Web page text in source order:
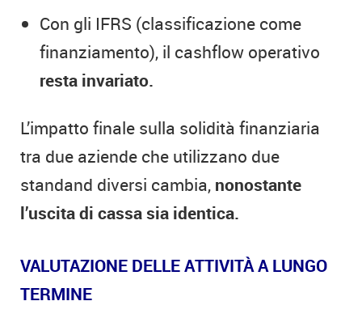
Con gli IFRS (classificazione come
finanziamento), il cashflow operativo
resta invariato.
L’impatto finale sulla solidità finanziaria
tra due aziende che utilizzano due
standand diversi cambia, nonostante
l’uscita di cassa sia identica.
VALUTAZIONE DELLE ATTIVITÀ A LUNGO
TERMINE